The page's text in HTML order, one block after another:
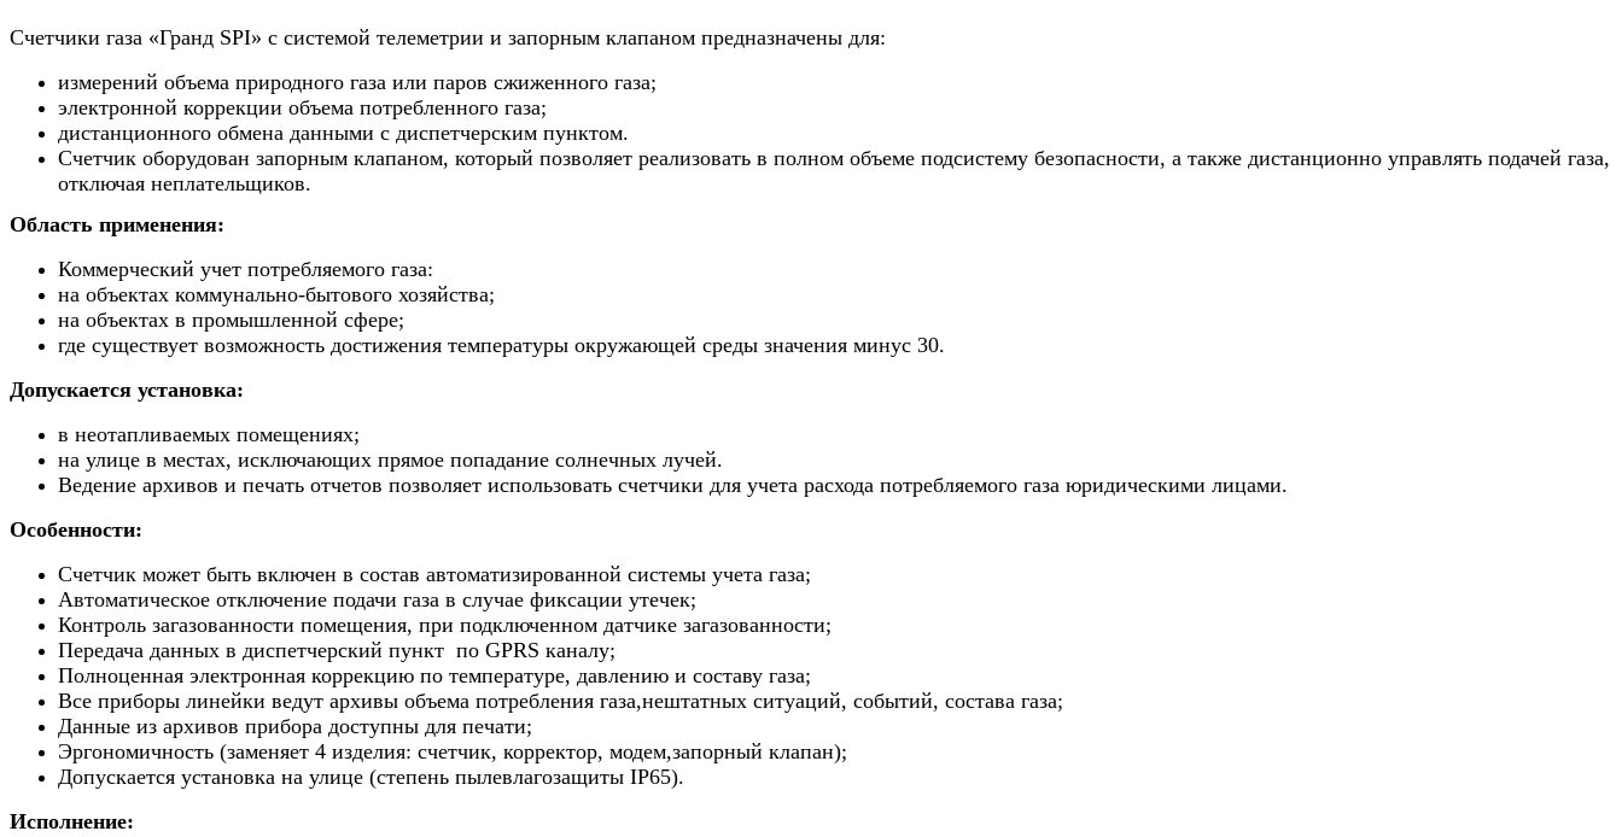
Счетчики газа «Гранд SPI» с системой телеметрии и запорным клапаном предназначены для:
измерений объема природного газа или паров сжиженного газа;
электронной коррекции объема потребленного газа;
дистанционного обмена данными с диспетчерским пунктом.
Счетчик оборудован запорным клапаном, который позволяет реализовать в полном объеме подсистему безопасности, а также дистанционно управлять подачей газа,
отключая неплательщиков.
Область применения:
Коммерческий учет потребляемого газа:
на объектах коммунально-бытового хозяйства;
на объектах в промышленной сфере;
где существует возможность достижения температуры окружающей среды значения минус 30.
Допускается установка:
в неотапливаемых помещениях;
на улице в местах, исключающих прямое попадание солнечных лучей.
Ведение архивов и печать отчетов позволяет использовать счетчики для учета расхода потребляемого газа юридическими лицами.
Особенности:
Счетчик может быть включен в состав автоматизированной системы учета газа;
Автоматическое отключение подачи газа в случае фиксации утечек;
Контроль загазованности помещения, при подключенном датчике загазованности;
Передача данных в диспетчерский пункт по GPRS каналу;
Полноценная электронная коррекцию по температуре, давлению и составу газа;
Все приборы линейки ведут архивы объема потребления газа,нештатных ситуаций, событий, состава газа;
Данные из архивов прибора доступны для печати;
Эргономичность (заменяет 4 изделия: счетчик, корректор, модем,запорный клапан);
Допускается установка на улице (степень пылевлагозащиты IP65).
Исполнение: